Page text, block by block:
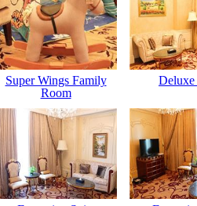
Super Wings Family
Room
Deluxe